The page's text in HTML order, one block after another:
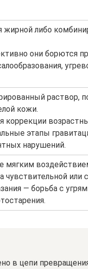
жирной либо
они борются
раствор,
кожи.
коррекции
этапы
нарушений.
мягким
чувствительной или
— борьба с
в цепи